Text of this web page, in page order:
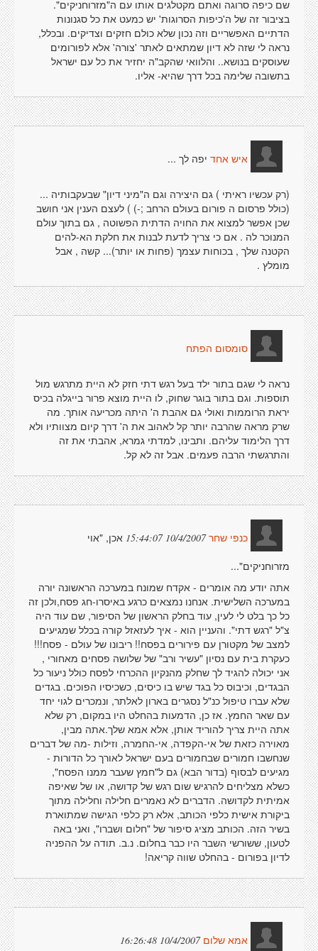
שם כיפה סרוגה ואתם מקטלגים אותו עם ה"מזרוחניקים".
בציבור זה של ה'כיפות הסרוגות' יש כמעט את כל סגנונות
הדתיים האפשריים וזה נכון שלא כולם חזקים וצדיקים. ובכלל,
נראה לי שזה לא דיון שמתאים לאתר 'צורה' אלא לפורומים
שעוסקים בנושא.. והלוואי שהקב"ה יחזיר את כל עם ישראל
בתשובה שלימה בכל דרך שהיא- אליו.
איש אחד יפה לך ...
(רק עכשיו ראיתי ) גם היצירה וגם ה"מיני דיון" שבעקבותיה ...
(כולל פרסום ה פורום בעולם הרחב ;-) ) לעצם הענין אני חושב
שכן אפשר למצוא את החויה הדתית הפשוטה , גם בתוך עולם
המנוכר לה . אם כי צריך לדעת לבנות את חלקת הא-להים
הקטנה שלך , בכוחות עצמך (פחות או יותר)... קשה , אבל
מומלץ .
סומסום הפתח
נראה לי שגם בתור ילד בעל רגש דתי חזק לא היית מתרגש מול
תוספות. וגם בתור בוגר שחוק, לו היית מוצא פרור בייגלה בכיס
יראת הרוממות ואולי גם אהבת ה' היתה מכריעה אותך. מה
שרק מראה שהרבה יותר קל לאהוב את ה' דרך קיום מצוותיו ולא
דרך הלימוד עליהם. ותבינו, למדתי גמרא, אהבתי את זה
והתרגשתי הרבה פעמים. אבל זה לא קל.
כנפי שחר 10/4/2007 15:44:07
אכן, "אוי
מזרוחניקים"...
אתה יודע מה אומרים - אקדח שמונח במערכה הראשונה יורה
במערכה השלישית. אנחנו נמצאים כרגע באיסרו-חג פסח,ולכן זה
כל כך בלט לי לעין, עוד בחלק הראשון של הסיפור, שם עוד היה
צ"ל "רגש דתי". והעניין הוא - איך לעזאזל קורה בכלל שמגיעים
למצב של מקטורן עם פירורים בפסח!! ריבונו של עולם - פסח!!!
כעקרת בית עם נסיון "עשיר ורב" של שלושה פסחים מאחורי ,
אני יכולה להגיד לך שחלק מהנקיון ההכרחי לפסח כולל ניעור כל
הבגדים, וכיבוס כל בגד שיש בו כיסים, כשכיסיו הפוכים. בגדים
שלא עברו טיפול כנ"ל נסגרים בארון לאלתר, ונמכרים לגוי יחד
עם שאר החמץ. אז כן, הדמעות בהחלט היו במקום, רק שלא
אתה היית צריך להוריד אותן, אלא אמא שלך.אתה מבין,
מאוירה כזאת של אי-הקפדה, אי-החמרה, וזילות -מה של דברים
שנחשבו חמורים שבחמורים בעם ישראל לאורך כל הדורות -
מגיעים לבסוף (בדור הבא) גם ל"חמץ שעבר ממנו הפסח",
כשלא מצליחים להרגיש שום רגש של קדושה, או של שאיפה
אמיתית לקדושה. הדברים לא נאמרים חלילה וחלילה מתוך
ביקורת אישית כלפי הכותב, אלא רק כלפי הגישה שמתוארת
בשיר הזה. הכותב מציג סיפור של "חלום ושברו", ואני באה
לטעון, ששורשי השבר היו כבר בחלום. נ.ב. תודה על ההפניה
לדיון בפורום - בהחלט שווה קריאה!
אמא שלום 10/4/2007 16:26:48